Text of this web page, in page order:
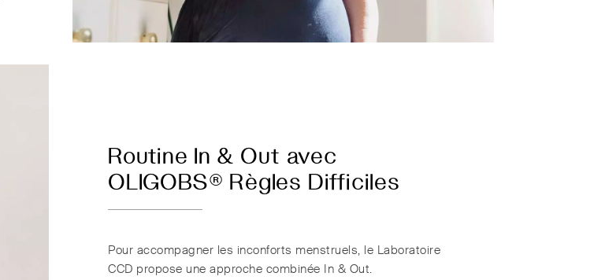
Routine In & Out avec
OLIGOBS® Règles Difficiles
Pour accompagner les inconforts menstruels, le Laboratoire
CCD propose une approche combinée In & Out.